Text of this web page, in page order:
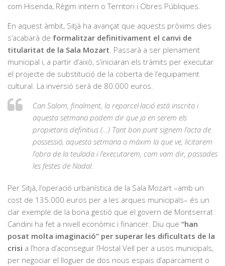
com Hisenda, Règim intern o Territori i Obres Públiques.
En aquest àmbit, Sitjà ha avançat que aquests pròxims dies
s’acabarà de formalitzar definitivament el canvi de
titularitat de la Sala Mozart . Passarà a ser plenament
municipal i, a partir d’això, s’iniciaran els tràmits per executar
el projecte de substitució de la coberta de l’equipament
cultural. La inversió serà de 80.000 euros.
Can Salom, finalment, la reparcel·lació està inscrita i
aquesta setmana podem dir que ja en serem els
propietaris definitius (…) Tant bon punt signem l’acta de
possessió, aquesta setmana o màxim la que ve, licitarem
l’obra de la teulada i l’executarem, com vam dir, passades
les festes de Nadal.
Per Sitjà, l’operació urbanística de la Sala Mozart –amb un
cost de 135.000 euros per a les arques municipals– és un
clar exemple de la bona gestió que el govern de Montserrat
Candini ha fet a nivell econòmic i financer. Diu que “han
posat molta imaginació” per superar les dificultats de la
crisi a l’hora d’aconseguir l’Hostal Vell per a usos municipals,
per negociar el lloguer de dos nous espais d’aparcament o